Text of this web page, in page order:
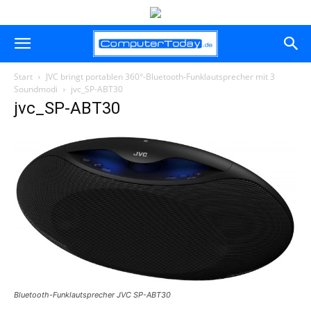
Start
JVC bringt portablen 360°-Bluetooth-Funklautsprecher mit 3
Soundmodi
jvc_SP-ABT30
jvc_SP-ABT30
Bluetooth-Funklautsprecher JVC SP-ABT30